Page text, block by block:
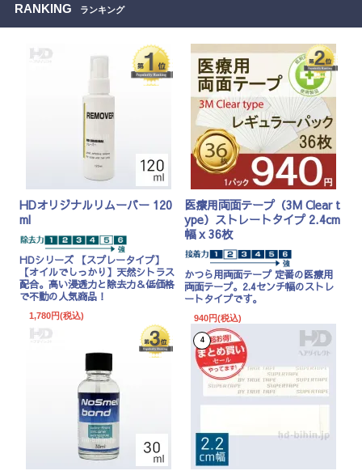
RANKING ランキング
HDオリジナルリムーバー 120
ml
HDシリーズ【スプレータイプ】
【オイルでしっかり】天然シトラス
配合。高い浸透力と除去力＆低価格
で不動の人気商品！
1,780円(税込)
医療用両面テープ（3M Clear t
ype）ストレートタイプ 2.4cm
幅 x 36枚
かつら用両面テープ 定番の医療用
両面テープ。2.4センチ幅のストレ
ートタイプです。
940円(税込)
4